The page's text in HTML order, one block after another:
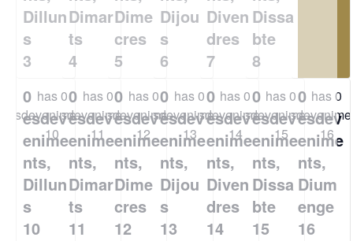
Dillun
s
3
Dimar
ts
4
Dime
cres
5
Dijou
s
6
Diven
dres
7
Dissa
bte
8
has 0
esdeveniments,
10
0
esdev
enime
nts,
Dillun
s
10
has 0
esdeveniments,
11
0
esdev
enime
nts,
Dimar
ts
11
has 0
esdeveniments,
12
0
esdev
enime
nts,
Dime
cres
12
has 0
esdeveniments,
13
0
esdev
enime
nts,
Dijou
s
13
has 0
esdeveniments,
14
0
esdev
enime
nts,
Diven
dres
14
has 0
esdeveniments,
15
0
esdev
enime
nts,
Dissa
bte
15
has 0
16
0
esdev
enime
nts,
Dium
enge
16